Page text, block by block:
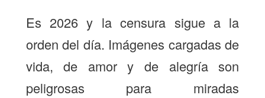
Es 2026 y la censura sigue a la
orden del día. Imágenes cargadas de
vida, de amor y de alegría son
peligrosas para miradas